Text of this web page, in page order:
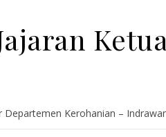
Departemen Kerohanian –